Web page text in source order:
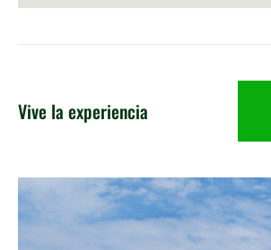
Vive la experiencia